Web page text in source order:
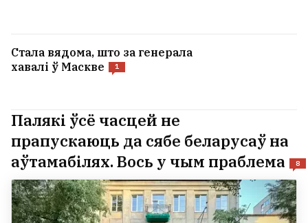
Стала вядома, што за генерала
хавалі ў Маскве
1
Палякі ўсё часцей не
прапускаюць да сябе беларусаў на
аўтамабілях. Вось у чым праблема
8